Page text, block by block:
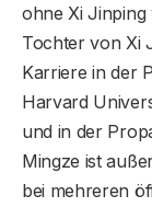
ohne Xi Jinping
Tochter von Xi
Karriere in der
Harvard
und in der
Mingze ist
bei mehreren